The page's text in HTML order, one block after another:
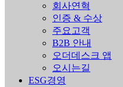
회사연혁
인증 & 수상
주요고객
B2B 안내
오더데스크 앱
오시는길
ESG경영